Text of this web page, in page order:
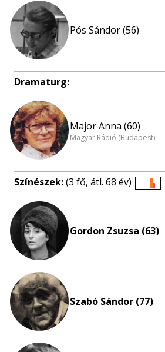
Pós Sándor (56)
Dramaturg:
Major Anna (60)
Magyar Rádió (Budapest)
Színészek:(3 fő, átl. 68 év)
Gordon Zsuzsa (63)
Szabó Sándor (77)